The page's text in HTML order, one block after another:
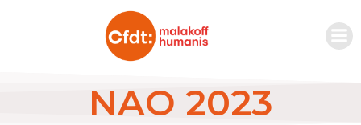
NAO 2023